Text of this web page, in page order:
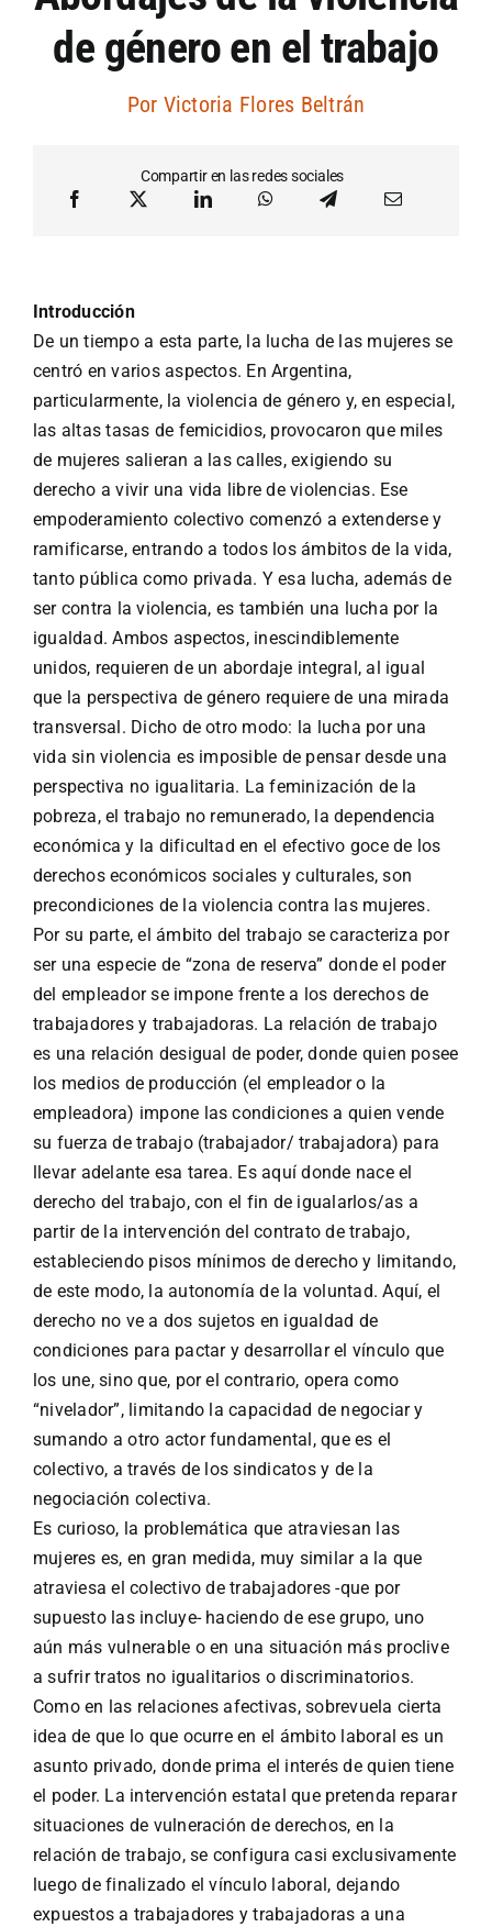
Artículos por autor
Artículos por sección
de género en el trabajo
Por Victoria Flores Beltrán
Compartir en las redes sociales
Introducción
De un tiempo a esta parte, la lucha de las mujeres se
centró en varios aspectos. En Argentina,
particularmente, la violencia de género y, en especial,
las altas tasas de femicidios, provocaron que miles
de mujeres salieran a las calles, exigiendo su
derecho a vivir una vida libre de violencias. Ese
empoderamiento colectivo comenzó a extenderse y
ramificarse, entrando a todos los ámbitos de la vida,
tanto pública como privada. Y esa lucha, además de
ser contra la violencia, es también una lucha por la
igualdad. Ambos aspectos, inescindiblemente
unidos, requieren de un abordaje integral, al igual
que la perspectiva de género requiere de una mirada
transversal. Dicho de otro modo: la lucha por una
vida sin violencia es imposible de pensar desde una
perspectiva no igualitaria. La feminización de la
pobreza, el trabajo no remunerado, la dependencia
económica y la dificultad en el efectivo goce de los
derechos económicos sociales y culturales, son
precondiciones de la violencia contra las mujeres.
Por su parte, el ámbito del trabajo se caracteriza por
ser una especie de “zona de reserva” donde el poder
del empleador se impone frente a los derechos de
trabajadores y trabajadoras. La relación de trabajo
es una relación desigual de poder, donde quien posee
los medios de producción (el empleador o la
empleadora) impone las condiciones a quien vende
su fuerza de trabajo (trabajador/ trabajadora) para
llevar adelante esa tarea. Es aquí donde nace el
derecho del trabajo, con el fin de igualarlos/as a
partir de la intervención del contrato de trabajo,
estableciendo pisos mínimos de derecho y limitando,
de este modo, la autonomía de la voluntad. Aquí, el
derecho no ve a dos sujetos en igualdad de
condiciones para pactar y desarrollar el vínculo que
los une, sino que, por el contrario, opera como
“nivelador”, limitando la capacidad de negociar y
sumando a otro actor fundamental, que es el
colectivo, a través de los sindicatos y de la
negociación colectiva.
Es curioso, la problemática que atraviesan las
mujeres es, en gran medida, muy similar a la que
atraviesa el colectivo de trabajadores -que por
supuesto las incluye- haciendo de ese grupo, uno
aún más vulnerable o en una situación más proclive
a sufrir tratos no igualitarios o discriminatorios.
Como en las relaciones afectivas, sobrevuela cierta
idea de que lo que ocurre en el ámbito laboral es un
asunto privado, donde prima el interés de quien tiene
el poder. La intervención estatal que pretenda reparar
situaciones de vulneración de derechos, en la
relación de trabajo, se configura casi exclusivamente
luego de finalizado el vínculo laboral, dejando
expuestos a trabajadores y trabajadoras a una